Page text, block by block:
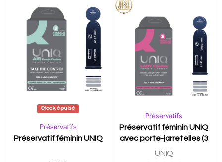
Stock épuisé
Préservatifs
Préservatif féminin UNIQ
Préservatifs
Préservatif féminin UNIQ
avec porte-jarretelles (3
unités)
UNIQ